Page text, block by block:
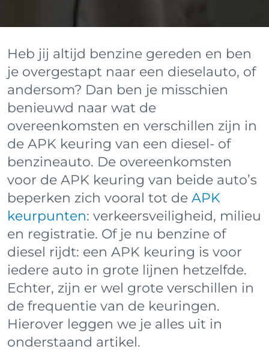
Heb jij altijd benzine gereden en ben
je overgestapt naar een dieselauto, of
andersom? Dan ben je misschien
benieuwd naar wat de
overeenkomsten en verschillen zijn in
de APK keuring van een diesel- of
benzineauto. De overeenkomsten
voor de APK keuring van beide auto’s
beperken zich vooral tot de APK
keurpunten: verkeersveiligheid, milieu
en registratie. Of je nu benzine of
diesel rijdt: een APK keuring is voor
iedere auto in grote lijnen hetzelfde.
Echter, zijn er wel grote verschillen in
de frequentie van de keuringen.
Hierover leggen we je alles uit in
onderstaand artikel.